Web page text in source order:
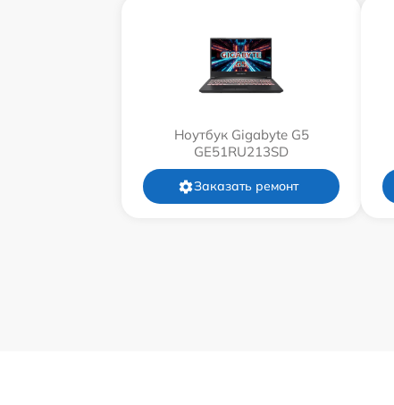
Ноутбук Gigabyte G5
GE51RU213SD
Заказать ремонт